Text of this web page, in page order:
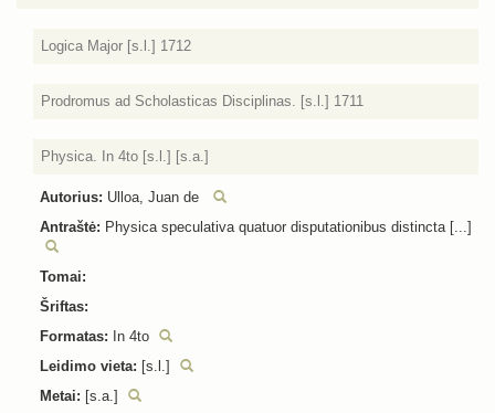
Logica Major [s.l.] 1712
Prodromus ad Scholasticas Disciplinas. [s.l.] 1711
Physica. In 4to [s.l.] [s.a.]
Autorius: Ulloa, Juan de
Antraštė: Physica speculativa quatuor disputationibus distincta [...]
Tomai:
Šriftas:
Formatas: In 4to
Leidimo vieta: [s.l.]
Metai: [s.a.]